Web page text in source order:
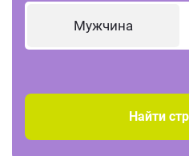
Мужчина
Найти